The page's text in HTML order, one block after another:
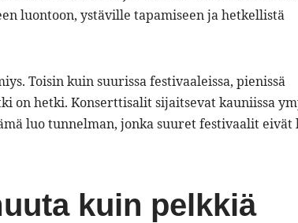
luontoon, ystäville tapamiseen ja hetkellistä
Toisin kuin suurissa festivaaleissa, pienissä
on hetki. Konserttisalit sijaitsevat kauniissa
luo tunnelman, jonka suuret festivaalit eivät
kuin pelkkiä